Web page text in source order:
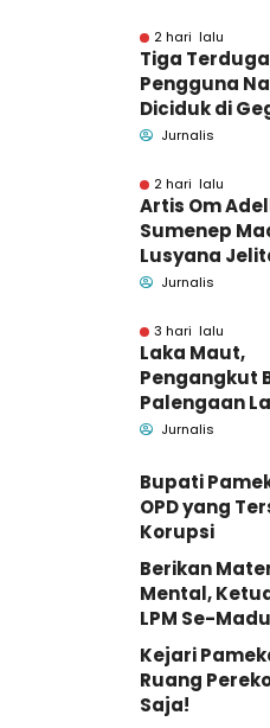
2 hari lalu
Tiga Terduga
Pengguna
Diciduk di
Bangkalan,
Barang Bukti
Jurnalis
2 hari lalu
Artis Om
Sumenep
Lusyana
kecelakaan
Jurnalis
3 hari lalu
Laka Maut,
Pengangkut
Palengaan
Pamekasan
Jurnalis
Bupati
OPD yang
Korupsi
Berikan
Mental,
LPM Se-
Kejari
Ruang
Saja!